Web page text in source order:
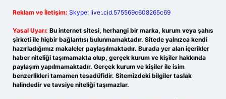
Reklam ve İletişim: Skype: live:.cid.575569c608265c69
Yasal Uyarı: Bu internet sitesi, herhangi bir marka, kurum veya şahıs
şirketi ile hiçbir bağlantısı bulunmamaktadır. Sitede yalnızca kendi
hazırladığımız makaleler paylaşılmaktadır. Burada yer alan içerikler
haber niteliği taşımamakta olup, gerçek kurum ve kişiler hakkında
paylaşım yapılmamaktadır. Gerçek kurum ve kişiler ile isim
benzerlikleri tamamen tesadüfidir. Sitemizdeki bilgiler taslak
halindedir ve tavsiye niteliği taşımazlar.